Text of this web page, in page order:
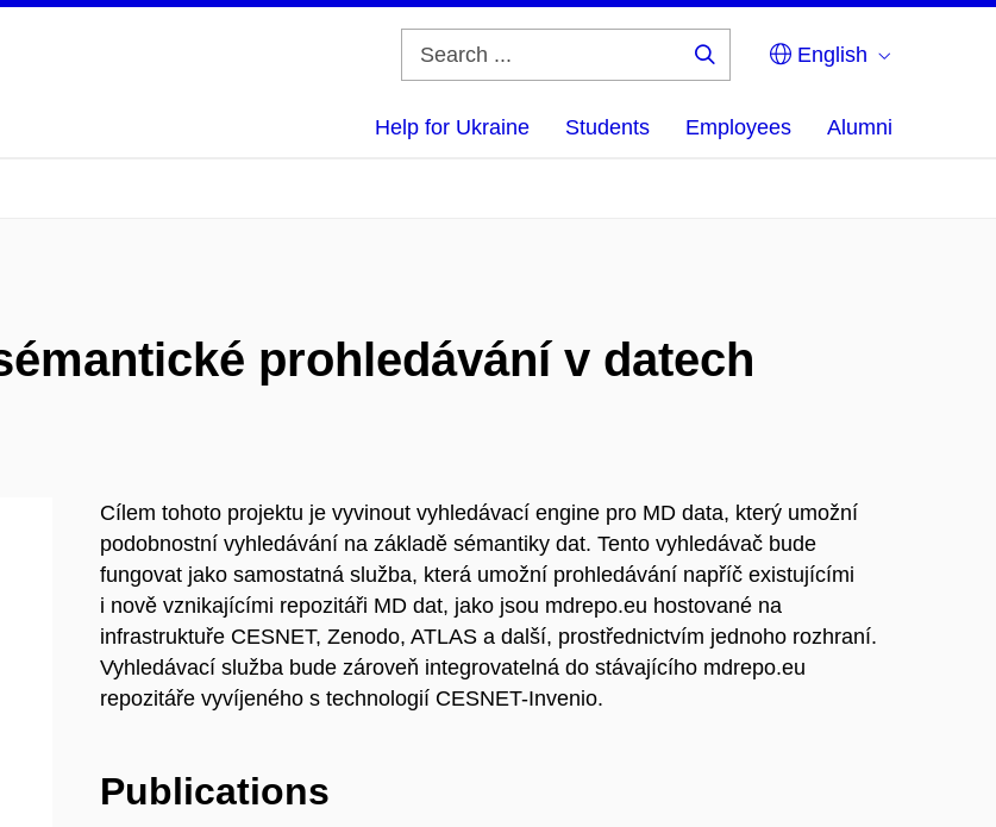
English
Help for Ukraine Students Employees Alumni
prohledávání v datech
Cílem tohoto projektu je vyvinout vyhledávací engine pro MD data, který umožní
podobnostní vyhledávání na základě sémantiky dat. Tento vyhledávač bude
fungovat jako samostatná služba, která umožní prohledávání napříč existujícími
i nově vznikajícími repozitáři MD dat, jako jsou mdrepo.eu hostované na
infrastruktuře CESNET, Zenodo, ATLAS a další, prostřednictvím jednoho rozhraní.
Vyhledávací služba bude zároveň integrovatelná do stávajícího mdrepo.eu
repozitáře vyvíjeného s technologií CESNET-Invenio.
Publications